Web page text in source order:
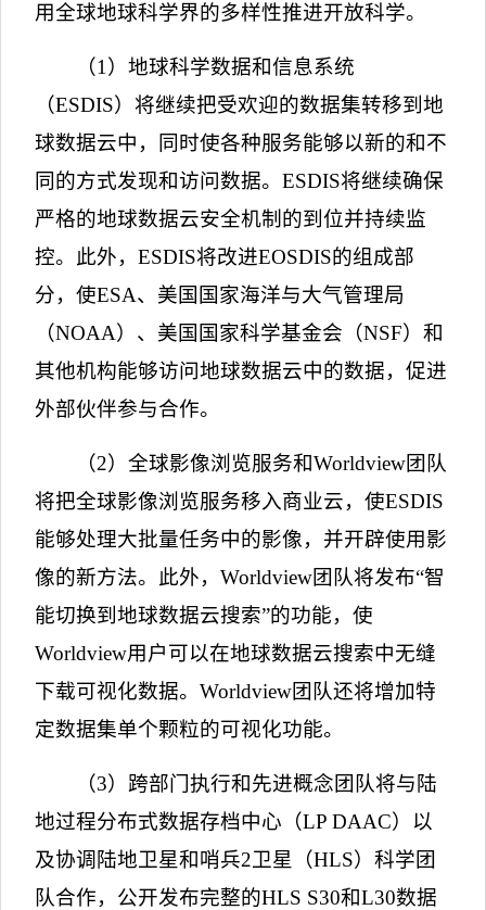
用全球地球科学界的多样性推进开放科学。
（1 ）地球科学数据和信息系统
（ESDIS）将继续把受欢迎的数据集转移到地
球数据云中，同时使各种服务能够以新的和不
同的方式发现和访问数据。ESDIS将继续确保
严格的地球数据云安全机制的到位并持续监
控。此外，ESDIS将改进EOSDIS的组成部
分，使ESA、美国国家海洋与大气管理局
（NOAA）、美国国家科学基金会（NSF）和
其他机构能够访问地球数据云中的数据，促进
外部伙伴参与合作。
（2）全球影像浏览服务和Worldview团队
将把全球影像浏览服务移入商业云，使ESDIS
能够处理大批量任务中的影像，并开辟使用影
像的新方法。此外，Worldview团队将发布“智
能切换到地球数据云搜索”的功能，使
Worldview用户可以在地球数据云搜索中无缝
下载可视化数据。Worldview团队还将增加特
定数据集单个颗粒的可视化功能。
（3）跨部门执行和先进概念团队将与陆
地过程分布式数据存档中心（LP DAAC）以
及协调陆地卫星和哨兵2卫星（HLS）科学团
队合作，公开发布完整的HLS S30和L30数据